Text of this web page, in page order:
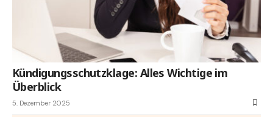
Kündigungsschutzklage: Alles Wichtige im
Überblick
5. Dezember 2025